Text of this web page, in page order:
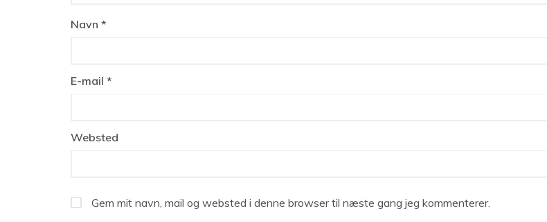
Navn *
E-mail *
Websted
Gem mit navn, mail og websted i denne browser til næste gang jeg kommenterer.